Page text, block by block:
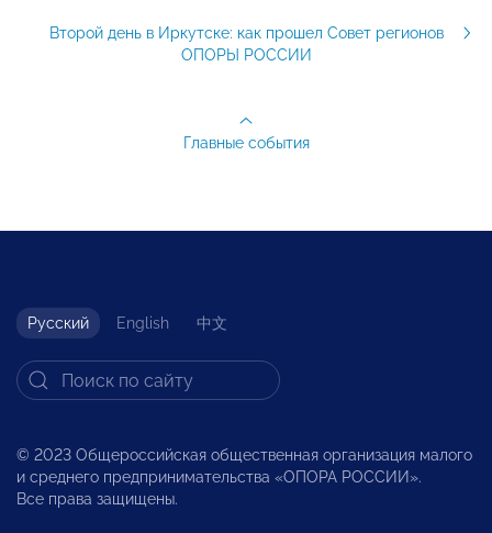
Второй день в Иркутске: как прошел Совет регионов
ОПОРЫ РОССИИ
Главные события
Русский English 中文
© 2023 Общероссийская общественная организация малого
и среднего предпринимательства «ОПОРА РОССИИ».
Все права защищены.